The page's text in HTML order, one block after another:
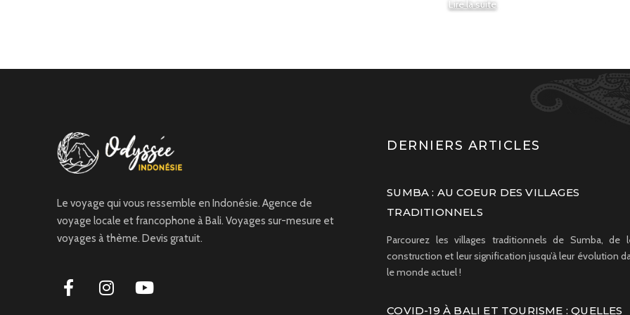
Lire la suite
Lire la suite
Le voyage qui vous ressemble en Indonésie. Agence de
voyage locale et francophone à Bali. Voyages sur-mesure et
voyages à thème. Devis gratuit.
DERNIERS ARTICLES
SUMBA : AU COEUR DES VILLAGES
TRADITIONNELS
Parcourez les villages traditionnels de Sumba, de
construction et leur signification jusqu’à leur évolution
le monde actuel !
COVID-19 À BALI ET TOURISME : QUELLES